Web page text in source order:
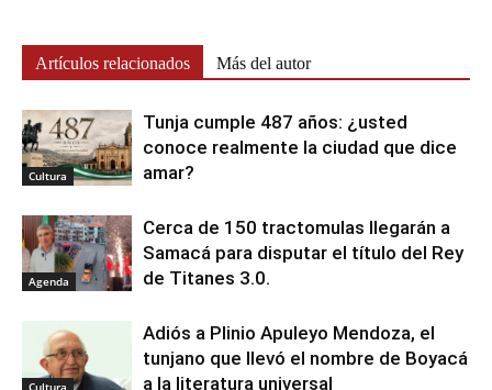
Artículos relacionados Más del autor
Cultura
Tunja cumple 487 años: ¿usted
conoce realmente la ciudad que dice
amar?
Agenda
Cerca de 150 tractomulas llegarán a
Samacá para disputar el título del Rey
de Titanes 3.0.
Cultura
Adiós a Plinio Apuleyo Mendoza, el
tunjano que llevó el nombre de Boyacá
a la literatura universal